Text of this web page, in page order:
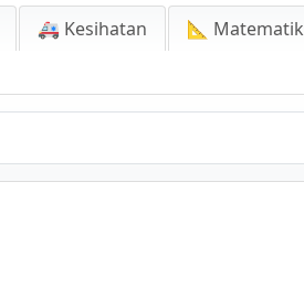
🚑 Kesihatan 📐 Matematik